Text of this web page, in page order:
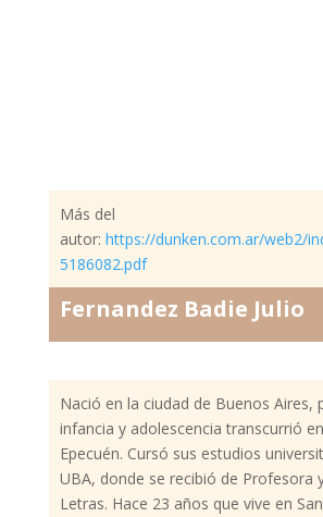
Más del
autor: https://dunken.com.ar/web2/
5186082.pdf
Fernandez Badie Julio
Nació en la ciudad de Buenos Aires,
infancia y adolescencia transcurrió
Epecuén. Cursó sus estudios
UBA, donde se recibió de Profesora
Letras. Hace 23 años que vive en